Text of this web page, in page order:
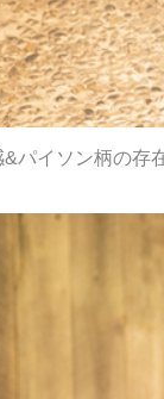
&パイソン柄の存